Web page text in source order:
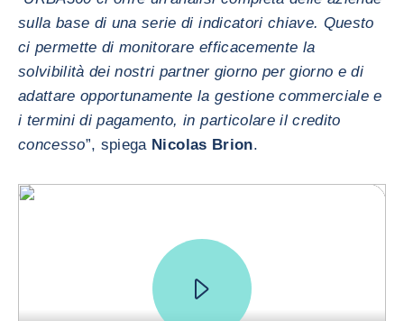
sulla base di una serie di indicatori chiave. Questo
ci permette di monitorare efficacemente la
solvibilità dei nostri partner giorno per giorno e di
adattare opportunamente la gestione commerciale e
i termini di pagamento, in particolare il credito
concesso”, spiega Nicolas Brion.